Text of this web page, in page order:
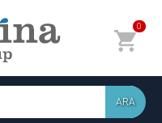
0
ARA